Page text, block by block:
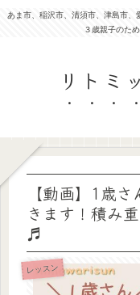
あま市、稲沢市、清須市、津島市
３歳親子のた
リトミ
【動画】1歳
きます！積み
♬
レッスン